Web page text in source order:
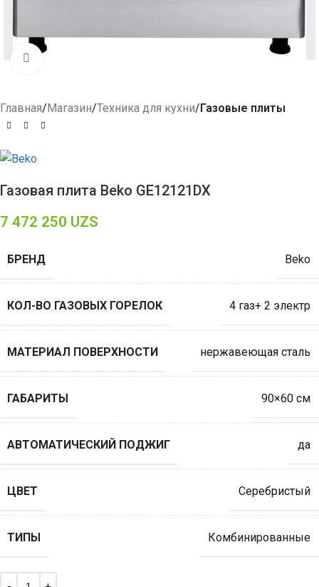
Главная Магазин Техника для кухни Газовые плиты
Газовая плита Beko GE12121DX
7 472 250 UZS
БРЕНД Beko
КОЛ-ВО ГАЗОВЫХ ГОРЕЛОК 4 газ+ 2 электр
МАТЕРИАЛ ПОВЕРХНОСТИ нержавеющая сталь
ГАБАРИТЫ 90×60 см
АВТОМАТИЧЕСКИЙ ПОДЖИГ да
ЦВЕТ Серебристый
ТИПЫ Комбинированные